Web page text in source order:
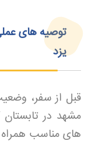
توصیه های
یزد
قبل از سفر،
مشهد در
های مناسب همراه